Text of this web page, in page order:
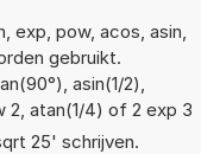
exp, pow, acos, asin,
gebruikt.
asin(1/2),
atan(1/4) of 2 exp 3
25' schrijven.